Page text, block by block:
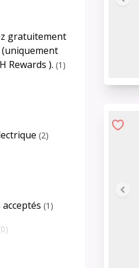
gratuitement
Rewards ). (1 )
(2)
(1 )
0)
1 of 8